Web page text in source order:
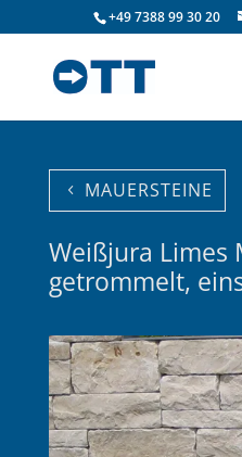
+49 7388 99 30 20
MAUERSTEINE
Weißjura Limes
getrommelt,